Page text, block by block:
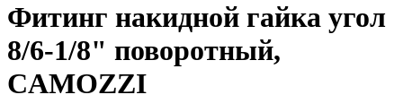
Фитинг накидной гайка угол
8/6-1/8" поворотный,
CAMOZZI